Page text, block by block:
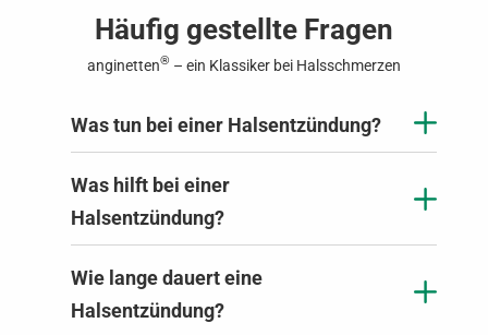
Häufig gestellte Fragen
anginetten® – ein Klassiker bei Halsschmerzen
Was tun bei einer Halsentzündung?
Was hilft bei einer
Halsentzündung?
Wie lange dauert eine
Halsentzündung?